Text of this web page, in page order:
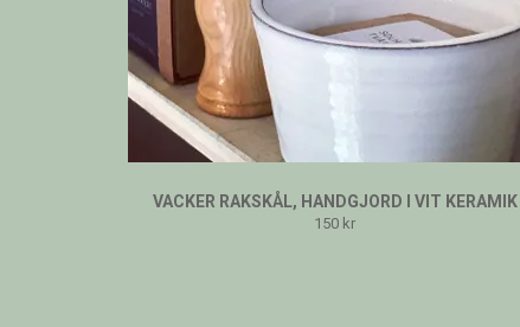
VACKER RAKSKÅL, HANDGJORD I VIT KERAMIK
150 kr